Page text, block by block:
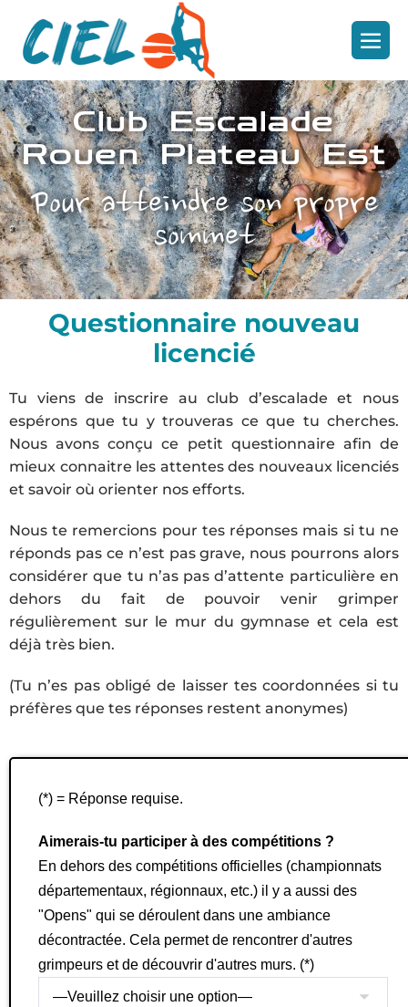
Club Escalade
Rouen Plateau Est
Pour atteindre son propre
sommet
Questionnaire nouveau
licencié
Tu viens de inscrire au club d’escalade et nous
espérons que tu y trouveras ce que tu cherches.
Nous avons conçu ce petit questionnaire afin de
mieux connaitre les attentes des nouveaux licenciés
et savoir où orienter nos efforts.
Nous te remercions pour tes réponses mais si tu ne
réponds pas ce n’est pas grave, nous pourrons alors
considérer que tu n’as pas d’attente particulière en
dehors du fait de pouvoir venir grimper
régulièrement sur le mur du gymnase et cela est
déjà très bien.
(Tu n’es pas obligé de laisser tes coordonnées si tu
préfères que tes réponses restent anonymes)
(*) = Réponse requise.
Aimerais-tu participer à des compétitions ?
En dehors des compétitions officielles (championnats
départementaux, régionnaux, etc.) il y a aussi des
"Opens" qui se déroulent dans une ambiance
décontractée. Cela permet de rencontrer d'autres
grimpeurs et de découvrir d'autres murs. (*)